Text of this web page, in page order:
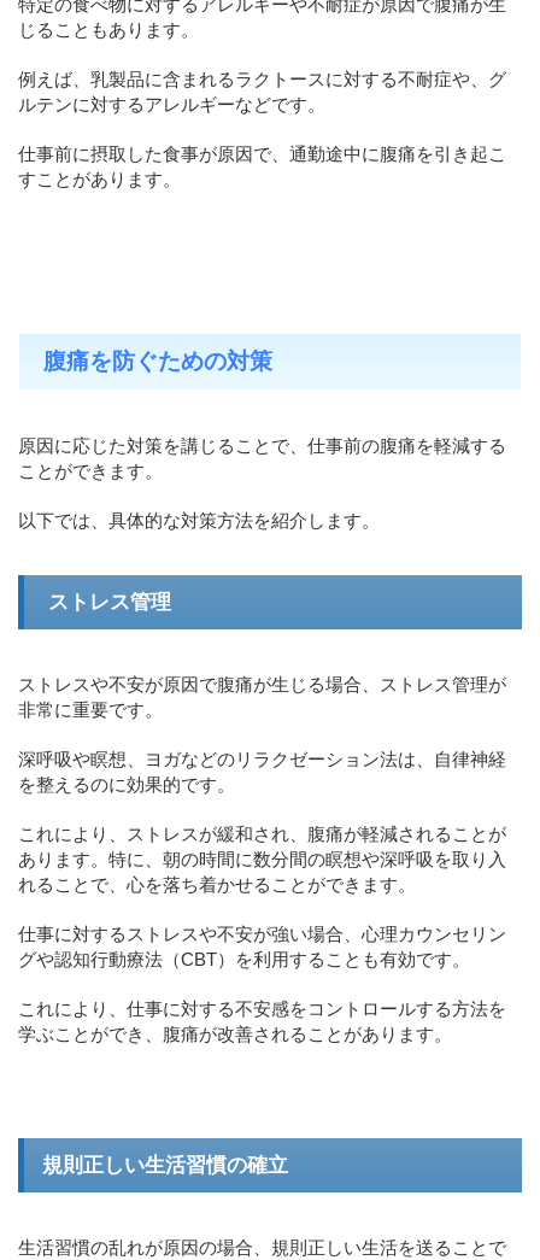
特定の食べ物に対するアレルギーや不耐症が原因で腹痛が生
じることもあります。
例えば、乳製品に含まれるラクトースに対する不耐症や、グ
ルテンに対するアレルギーなどです。
仕事前に摂取した食事が原因で、通勤途中に腹痛を引き起こ
すことがあります。
腹痛を防ぐための対策
原因に応じた対策を講じることで、仕事前の腹痛を軽減する
ことができます。
以下では、具体的な対策方法を紹介します。
ストレス管理
ストレスや不安が原因で腹痛が生じる場合、ストレス管理が
非常に重要です。
深呼吸や瞑想、ヨガなどのリラクゼーション法は、自律神経
を整えるのに効果的です。
これにより、ストレスが緩和され、腹痛が軽減されることが
あります。特に、朝の時間に数分間の瞑想や深呼吸を取り入
れることで、心を落ち着かせることができます。
仕事に対するストレスや不安が強い場合、心理カウンセリン
グや認知行動療法（CBT）を利用することも有効です。
これにより、仕事に対する不安感をコントロールする方法を
学ぶことができ、腹痛が改善されることがあります。
規則正しい生活習慣の確立
生活習慣の乱れが原因の場合、規則正しい生活を送ることで